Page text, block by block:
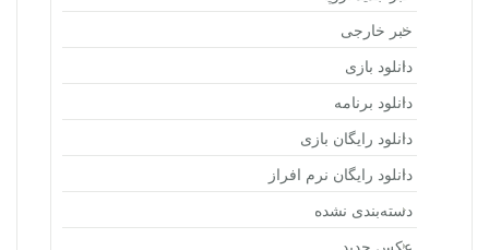
خبر خارجی
دانلود بازی
دانلود برنامه
دانلود رایگان بازی
دانلود رایگان نرم افراز
دسته‌بندی نشده
عکس جدید